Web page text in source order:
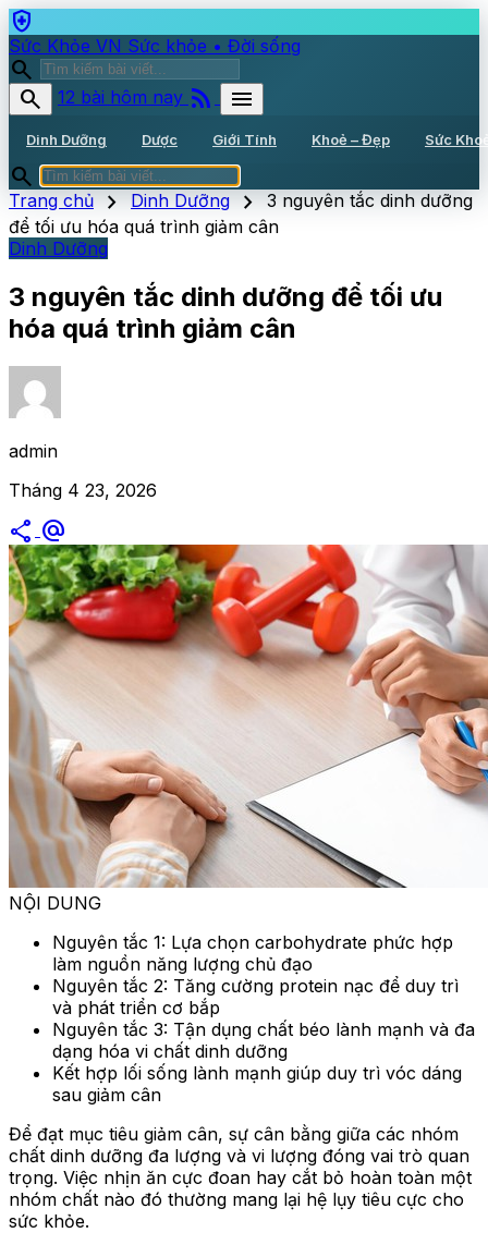
health_and_safety
Sức Khỏe VN Sức khỏe • Đời sống
search
search
12 bài hôm nay rss_feed menu
Dinh Dưỡng Dược Giới Tính Khoẻ – Đẹp Sức
search
Trang chủ chevron_right Dinh Dưỡng chevron_right 3 nguyên tắc dinh dưỡng
để tối ưu hóa quá trình giảm cân
Dinh Dưỡng
3 nguyên tắc dinh dưỡng để tối ưu
hóa quá trình giảm cân
admin
Tháng 4 23, 2026
share alternate_email
NỘI DUNG
Nguyên tắc 1: Lựa chọn carbohydrate phức hợp
làm nguồn năng lượng chủ đạo
Nguyên tắc 2: Tăng cường protein nạc để duy trì
và phát triển cơ bắp
Nguyên tắc 3: Tận dụng chất béo lành mạnh và đa
dạng hóa vi chất dinh dưỡng
Kết hợp lối sống lành mạnh giúp duy trì vóc dáng
sau giảm cân
Để đạt mục tiêu giảm cân, sự cân bằng giữa các nhóm
chất dinh dưỡng đa lượng và vi lượng đóng vai trò quan
trọng. Việc nhịn ăn cực đoan hay cắt bỏ hoàn toàn một
nhóm chất nào đó thường mang lại hệ lụy tiêu cực cho
sức khỏe.